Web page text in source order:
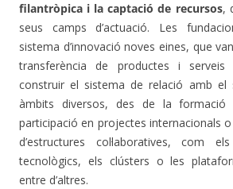
filantròpica i la captació de recursos,
seus camps d’actuació. Les
sistema d’innovació noves eines, que
transferència de productes i
construir el sistema de relació amb el
àmbits diversos, des de la formació
participació en projectes internacionals
d’estructures col·laboratives, com
tecnològics, els clústers o les
entre d’altres.